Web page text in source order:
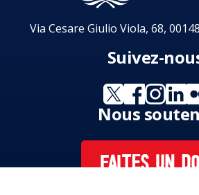
Via Cesare Giulio Viola, 68,
Suivez-
Nous
FAITES UN